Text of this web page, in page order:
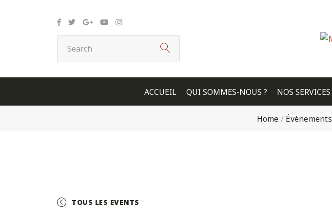
ACCUEIL QUI SOMMES-NOUS ? NOS SERVICES
Home / Évènements
TOUS LES EVENTS